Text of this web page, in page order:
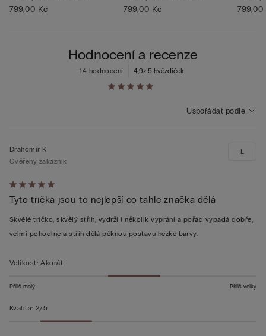
799,00 Kč
799,00 Kč
799,00
Hodnocení a recenze
4,9z 5 hvězdiček
14 hodnocení
Uspořádat podle
Hodnocení:
5
z 5
Drahomír K
Ověřený zákazník
Tyto trička jsou to nejlepší co tahle značka dělá
Skvělé tričko, skvělý střih, vydrží i několik vyprání a pořád vypadá dobře,
velmi pohodlné a střih dělá pěknou postavu hezké barvy.
L
Velikost: Akorát
Příliš malý Příliš velký
Kvalita: 2/5